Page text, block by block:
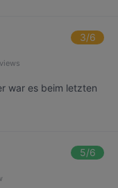
3/6
war es beim letzten
5/6